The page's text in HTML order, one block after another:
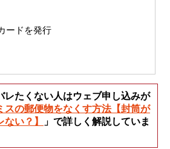
ードを発行
レたくない人はウェブ申し込みが
スの郵便物をなくす方法【封筒が
い？】
」で詳しく解説していま